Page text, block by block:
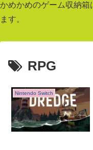
かめかめのゲーム収納
ます。
RPG
Nintendo Switch